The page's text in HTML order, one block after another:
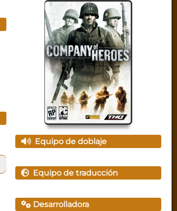
Equipo de doblaje
Equipo de traducción
Desarrolladora